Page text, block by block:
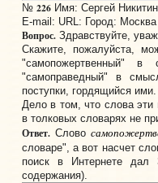
№ 226Имя: Сергей
E-mail: URL: Город: Москва
Вопрос.Здравствуйте,
Скажите, пожалуйста,
"самопожертвенный"
"самоправедный" в
поступки, гордящийся ими.
Дело в том, что слова эти
в толковых словарях не
Ответ.Слово
словаре", а вот насчет
поиск в Интернете дал
содержания).